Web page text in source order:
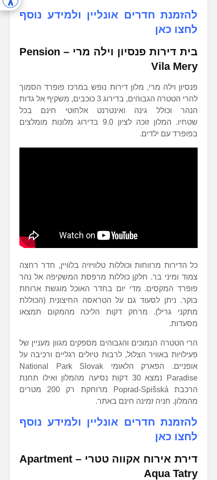
להזמנת חדרים אונליין ולמידע נוסף
לחצו כאן
בית דירות פנסיון וילה מרי – Pension
Vila Mery
פנסיון וילה מרי, מלון דירות נופש במרכז פופרד הסמוך
להרי הטטרה הגבוהים, בדירוג 3 כוכבים, משקיף אל גדות
הנהר וכולל גינה ואינטרנט אלחוטי חינם בכל
שטחיו. המלון זוכה לציון 9.0 בדירוג מלונות מומלצים
בפופרד עם ילדים.
כל הדירות מרווחות וכוללות טלוויזיה בלוויין, חדר רחצה
צמוד ומיני בר. חלקן כוללות מרפסת המשקיפה אל נהר
פופרד המקסים. מדי יום בחדר האוכל מוגשת ארוחת
בוקר. ניתן לסעוד גם על הטראסה החיצונית (הכוללת
מתקני גריל). מרחק דקות הליכה מהמקום תמצאו
מסעדות.
הרי הטטרה הנמוכים והגבוהים מספקים מגוון מעניין של
פעילויות באוויר הצלול, לרבות טיולים רגליים ורכיבה על
אופניים. הפארק הלאומי National Park Slovak
Paradise נמצא 30 דקות נסיעה מהמלון ואילו תחנת
הרכבת Poprad-Spišská מרוחקת רק 200 מטרים
מהמלון. חניה זמינה חינם באתר.
להזמנת חדרים אונליין ולמידע נוסף
לחצו כאן
דירת אירוח אקווה טטרי – Apartment
Aqua Tatry